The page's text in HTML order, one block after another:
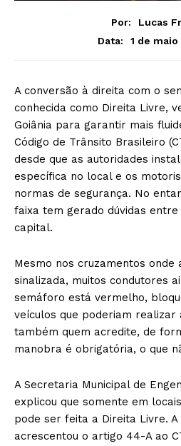
Por:
Lucas
Data:
1 de
A conversão à direita com o
conhecida como Direita Livre,
Goiânia para garantir mais
Código de Trânsito Brasileiro
desde que as autoridades
específica no local e os
normas de segurança. No
faixa tem gerado dúvidas
capital.
Mesmo nos cruzamentos onde
sinalizada, muitos condutores
semáforo está vermelho,
veículos que poderiam realizar
também quem acredite, de
manobra é obrigatória, o que
A Secretaria Municipal de
explicou que somente em
pode ser feita a Direita Livre. A
acrescentou o artigo 44-A ao